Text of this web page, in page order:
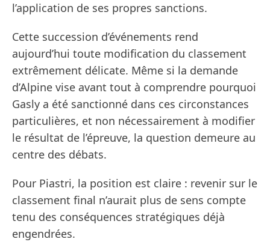
l’application de ses propres sanctions.
Cette succession d’événements rend
aujourd’hui toute modification du classement
extrêmement délicate. Même si la demande
d’Alpine vise avant tout à comprendre pourquoi
Gasly a été sanctionné dans ces circonstances
particulières, et non nécessairement à modifier
le résultat de l’épreuve, la question demeure au
centre des débats.
Pour Piastri, la position est claire : revenir sur le
classement final n’aurait plus de sens compte
tenu des conséquences stratégiques déjà
engendrées.